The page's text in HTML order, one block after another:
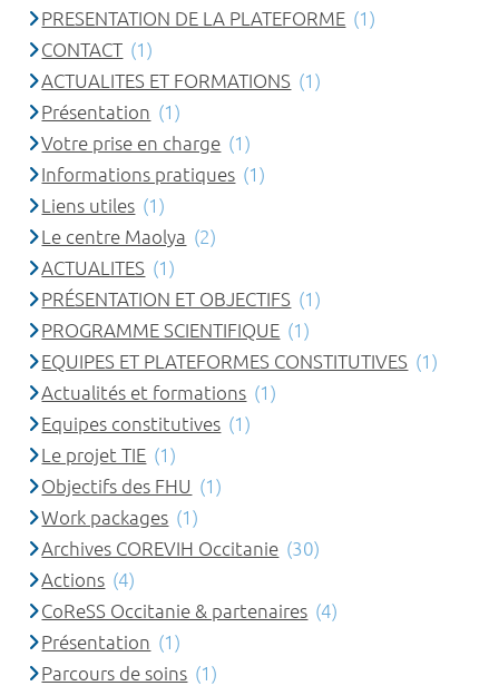
PRESENTATION DE LA PLATEFORME (1)
CONTACT (1)
ACTUALITES ET FORMATIONS (1)
Présentation (1)
Votre prise en charge (1)
Informations pratiques (1)
Liens utiles (1)
Le centre Maolya (2)
ACTUALITES (1)
PRÉSENTATION ET OBJECTIFS (1)
PROGRAMME SCIENTIFIQUE (1)
EQUIPES ET PLATEFORMES CONSTITUTIVES (1)
Actualités et formations (1)
Equipes constitutives (1)
Le projet TIE (1)
Objectifs des FHU (1)
Work packages (1)
Archives COREVIH Occitanie (30)
Actions (4)
CoReSS Occitanie & partenaires (4)
Présentation (1)
Parcours de soins (1)